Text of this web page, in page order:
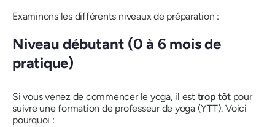
Examinons les différents niveaux de préparation :
Niveau débutant (0 à 6 mois de
pratique)
Si vous venez de commencer le yoga, il est trop tôtpour
suivre une formation de professeur de yoga (YTT). Voici
pourquoi :